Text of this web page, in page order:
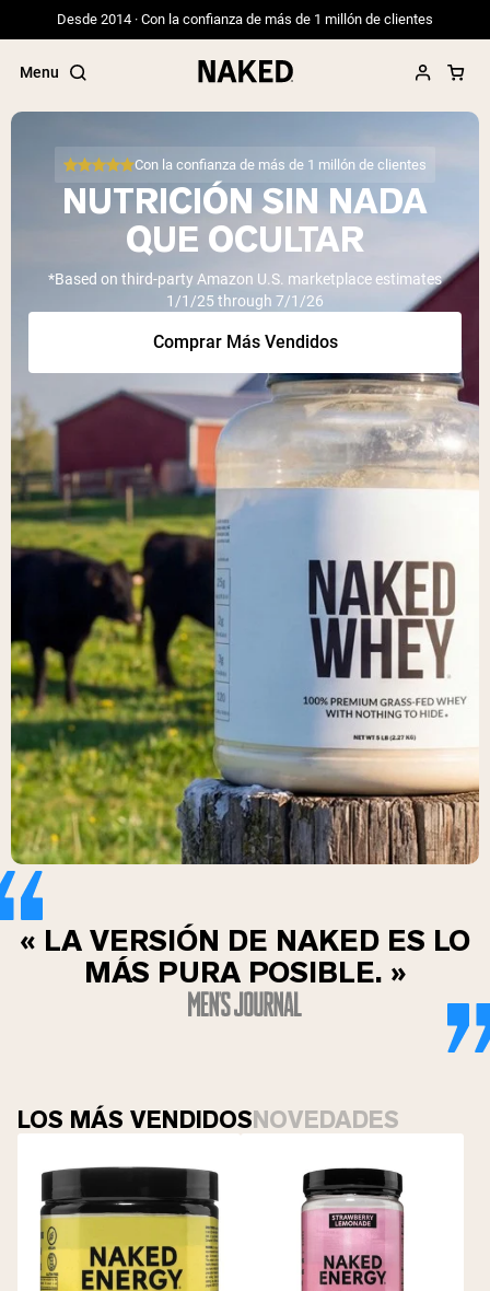
Desde 2014 · Con la confianza de más de 1 millón de clientes
Menu
Términos de Búsqueda Populares
”Overnight Oats“
”Vegan protein“
Con la confianza de más de 1 millón de clientes
NUTRICIÓN SIN NADA
QUE OCULTAR
*Based on third-party Amazon U.S. marketplace estimates
1/1/25 through 7/1/26
Comprar Más Vendidos
« LA VERSIÓN DE NAKED ES LO
MÁS PURA POSIBLE. »
LOS MÁS VENDIDOSNOVEDADES